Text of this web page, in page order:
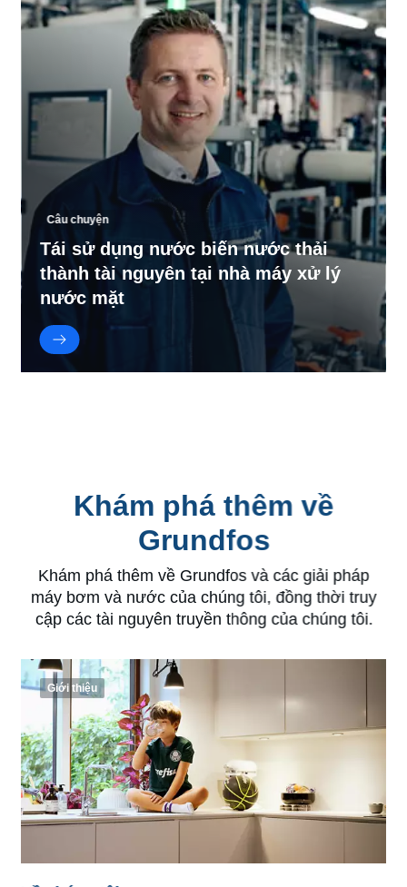
Câu chuyện
Tái sử dụng nước biến nước thải
thành tài nguyên tại nhà máy xử lý
nước mặt
Khám phá thêm về
Grundfos
Khám phá thêm về Grundfos và các giải pháp
máy bơm và nước của chúng tôi, đồng thời truy
cập các tài nguyên truyền thông của chúng tôi.
Giới thiệu